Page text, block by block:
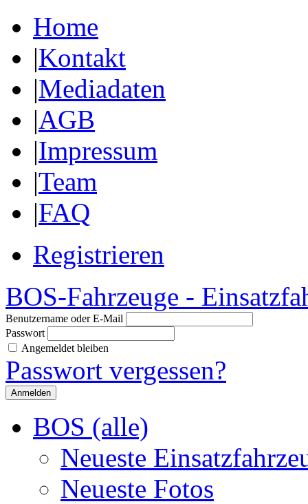
Home
|Kontakt
|Mediadaten
|AGB
|Impressum
|Team
|FAQ
Registrieren
BOS-Fahrzeuge -
Benutzername oder E-Mail
Passwort
Angemeldet bleiben
Passwort vergessen?
BOS (alle)
Neueste
Neueste Fotos